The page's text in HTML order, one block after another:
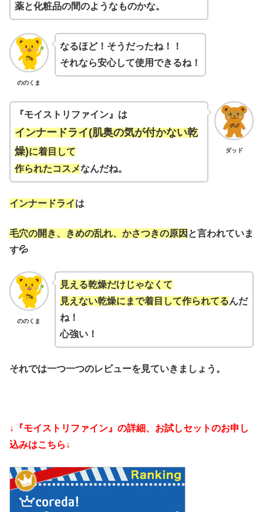
薬と化粧品の間のようなものかな。
ののくま
なるほど！そうだったね！！
それなら安心して使用できるね！
ダッド
『モイストリファイン』は
インナードライ(肌奥の気が付かない乾
燥)に着目して
作られたコスメなんだね。
インナードライは
毛穴の開き、きめの乱れ、かさつきの原因 と言われていま
す💦
ののくま
見える乾燥だけじゃなくて
見えない乾燥にまで着目して作られてるんだ
ね！
心強い！
それでは一つ一つのレビューを見ていきましょう。
↓『モイストリファイン』の詳細、お試しセットのお申し
込みはこちら↓